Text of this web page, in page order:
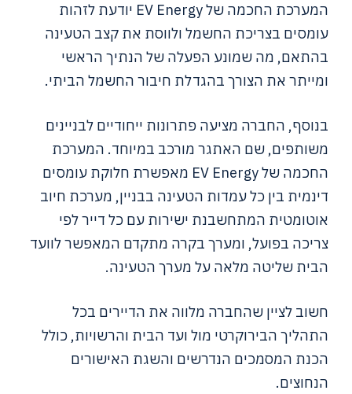
המערכת החכמה של EV Energy יודעת לזהות
עומסים בצריכת החשמל ולווסת את קצב הטעינה
בהתאם, מה שמונע הפעלה של הנתיך הראשי
ומייתר את הצורך בהגדלת חיבור החשמל הביתי.
בנוסף, החברה מציעה פתרונות ייחודיים לבניינים
משותפים, שם האתגר מורכב במיוחד. המערכת
החכמה של EV Energy מאפשרת חלוקת עומסים
דינמית בין כל עמדות הטעינה בבניין, מערכת חיוב
אוטומטית המתחשבנת ישירות עם כל דייר לפי
צריכה בפועל, ומערך בקרה מתקדם המאפשר לוועד
הבית שליטה מלאה על מערך הטעינה.
חשוב לציין שהחברה מלווה את הדיירים בכל
התהליך הבירוקרטי מול ועד הבית והרשויות, כולל
הכנת המסמכים הנדרשים והשגת האישורים
הנחוצים.